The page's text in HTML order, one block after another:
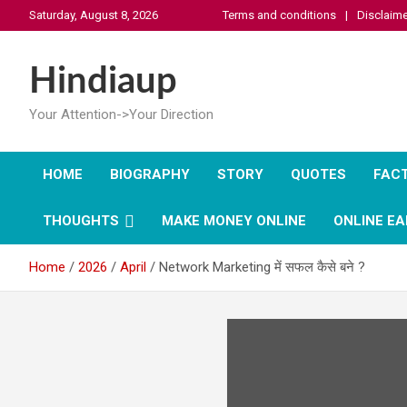
to
Saturday, August 8, 2026 Terms and conditions
Hindiaup
Your Attention->Your Direction
HOME BIOGRAPHY STORY QUOTES
THOUGHTS MAKE MONEY ONLINE ONLINE
Home 2026 April Network Marketing में सफल कैसे बने ?